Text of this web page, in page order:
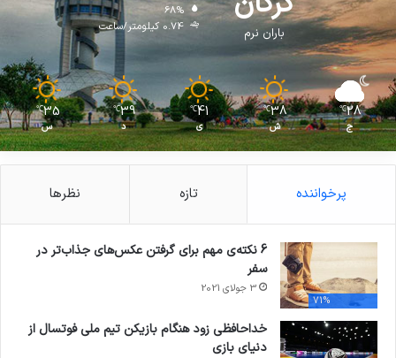
باران نرم
68%
0.74 کیلومتر/ساعت
28
℃
ج
38
℃
ش
41
℃
ی
39
℃
د
35
℃
س
پرخواننده تازه نظرها
71%
6 نکته‌ی مهم برای گرفتن عکس‌های جذاب‌تر در
سفر
3 جولای 2021
خداحافظی زود هنگام بازیکن تیم ملی فوتسال از
دنیای بازی